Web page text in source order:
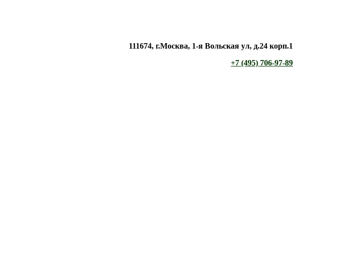
111674, г.Москва, 1-я Вольская ул, д.24 корп.1
+7 (495) 706-97-89